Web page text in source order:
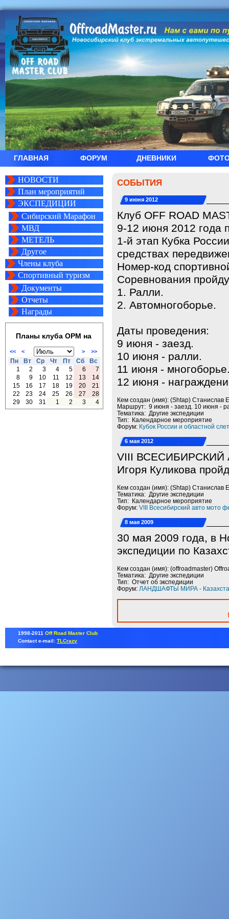
ГЛАВНАЯ ФОРУМ ДНЕВНИКИ
НОВОСТИ
План мероприятий
ЭКСПЕДИЦИИ
Сибирский Марафон
МВД
МЕТЕЛЬ
Другое
Члены клуба
Спортивный туризм
Документы
Отчеты
Награды
Планы клуба ОРМ на
<< < > >>
Пн Вт Ср Чт Пт Сб
Вс
1
2 3 4 5 6
7
8
9 10 11 12 13
14
15
16 17 18 19 20
21
22
23 24 25 26 27
28
29
30 31 1 2 3 4
СОБЫТИЯ
9 июня 2012
Клуб OFF ROAD
9-12 июня 2012 года
1-й этап Кубка
средствах
Номер-код
Соревнования
1. Ралли.
2. Автомногоборье.
Даты проведения:
9 июня - заезд.
10 июня - ралли.
11 июня -
12 июня -
Кем создан (имя): (Shtap) Станислав
Маршрут: 9 июня - заезд. 10 июня -
Тематика: Другие экспедиции
Тип: Календарное мероприятие
Форум: Кубок России и областной
6 мая 2012
VIII ВСЕСИБИРСКИЙ
Игоря Куликова
Кем создан (имя): (Shtap) Станислав
Тематика: Другие экспедиции
Тип: Календарное мероприятие
Форум: VIII Всесибирский авто мото
8 мая 2009
30 мая 2009 года, в
экспедиции по
Кем создан (имя): (offroadmaster)
Тематика: Другие экспедиции
Тип: Отчет об экспедиции
Форум: ЛАНДШАФТЫ МИРА -
1998-2011 Off Road Master Club
Contact e-mail: TLCrazy